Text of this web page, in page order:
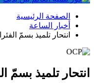
الصفحة الرئيسية
أخبار الساعة
انتحار تلميذ بسمّ
انتحار تلميذ